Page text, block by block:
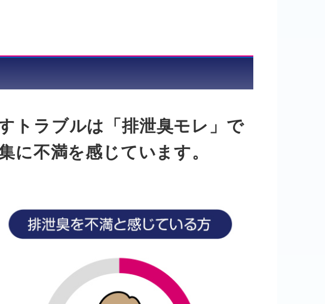
トラブルは「排泄臭モレ」で
に不満を感じています。